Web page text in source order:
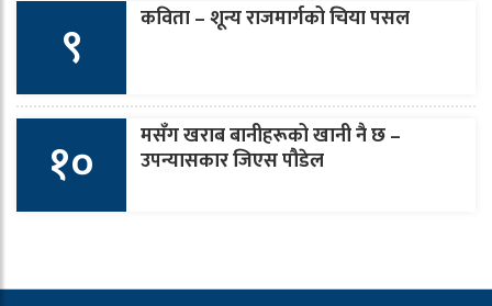
९ कविता – शून्य राजमार्गको चिया पसल
१० मसँग खराब बानीहरूको खानी नै छ –
उपन्यासकार जिएस पौडेल